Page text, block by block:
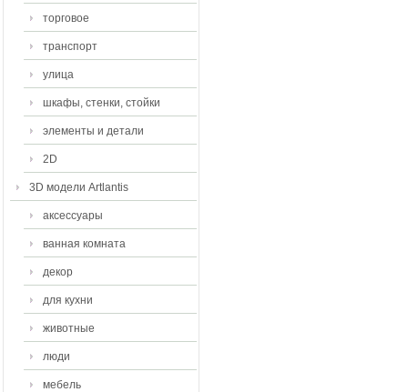
торговое
транспорт
улица
шкафы, стенки, стойки
элементы и детали
2D
3D модели Artlantis
аксессуары
ванная комната
декор
для кухни
животные
люди
мебель